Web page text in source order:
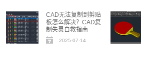
CAD无法复制到剪贴
板怎么解决？CAD复
制失灵自救指南
2025-07-14